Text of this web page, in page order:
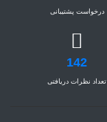
درخواست پشتیبانی
142
تعداد نظرات دریافتی